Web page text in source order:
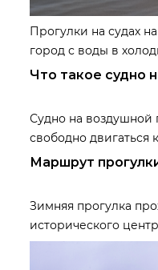
Прогулки на судах
город с воды в
Что такое судно
Судно на воздушной
свободно
Маршрут
Зимняя прогулка
исторического